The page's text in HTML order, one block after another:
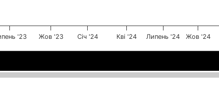
'23 Жов '23 Січ '24 Кві '24 Липень '24 Жов '24